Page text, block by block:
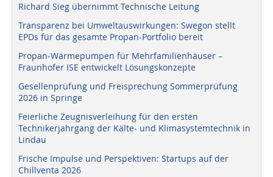
Richard Sieg übernimmt Technische Leitung
Transparenz bei Umweltauswirkungen: Swegon stellt
EPDs für das gesamte Propan-Portfolio bereit
Propan-Wärmepumpen für Mehrfamilienhäuser –
Fraunhofer ISE entwickelt Lösungskonzepte
Gesellenprüfung und Freisprechung Sommerprüfung
2026 in Springe
Feierliche Zeugnisverleihung für den ersten
Technikerjahrgang der Kälte- und Klimasystemtechnik in
Lindau
Frische Impulse und Perspektiven: Startups auf der
Chillventa 2026